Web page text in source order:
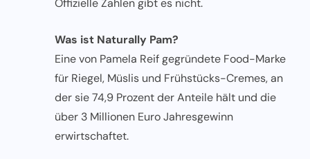
Offizielle Zahlen gibt es nicht.
Was ist Naturally Pam?
Eine von Pamela Reif gegründete Food-Marke
für Riegel, Müslis und Frühstücks-Cremes, an
der sie 74,9 Prozent der Anteile hält und die
über 3 Millionen Euro Jahresgewinn
erwirtschaftet.